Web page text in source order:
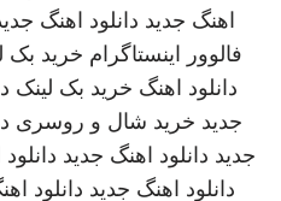
اهنگ جدید دانلود اهنگ
فالوور اینستاگرام خرید بک
دانلود اهنگ خرید بک لینک
جدید خرید شال و روسری
جدید دانلود اهنگ جدید
دانلود اهنگ جدید دانلود